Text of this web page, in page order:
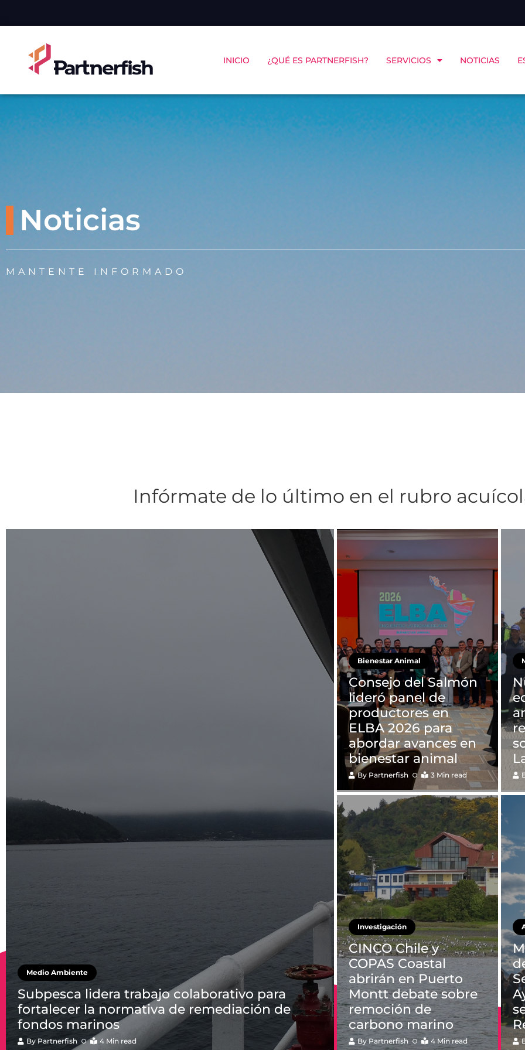
INICIO ¿QUÉ ES PARTNERFISH? SERVICIOS NOTICIAS
Noticias
MANTENTE INFORMADO
Infórmate de lo último en el rubro
Medio Ambiente
Subpesca lidera trabajo colaborativo para
fortalecer la normativa de remediación de
fondos marinos
By Partnerfish 4 Min read
Bienestar Animal
Consejo del Salmón
lideró panel de
productores en
ELBA 2026 para
abordar avances en
bienestar animal
By Partnerfish 3 Min read
Investigación
CINCO Chile y
COPAS Coastal
abrirán en Puerto
Montt debate sobre
remoción de
carbono marino
ByPartnerfish 4 Min read